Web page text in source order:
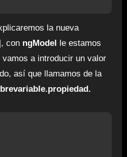
la nueva
, con ngModel le estamos
a introducir un valor
así que llamamos de la